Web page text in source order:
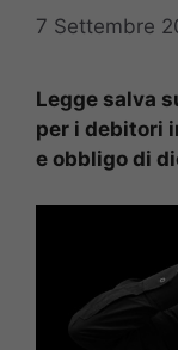
7 Settembre
Legge salva
per i debitori
e obbligo di